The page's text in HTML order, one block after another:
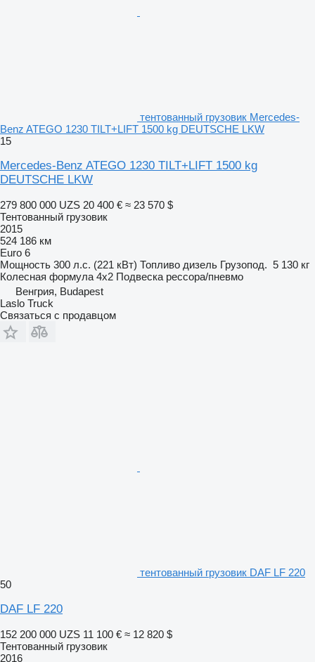
тентованный грузовик Mercedes-
Benz ATEGO 1230 TILT+LIFT 1500 kg DEUTSCHE LKW
15
Mercedes-Benz ATEGO 1230 TILT+LIFT 1500 kg
DEUTSCHE LKW
279 800 000 UZS 20 400 € ≈ 23 570 $
Тентованный грузовик
2015
524 186 км
Euro 6
Мощность 300 л.с. (221 кВт) Топливо дизель Грузопод. 5 130 кг
Колесная формула 4x2 Подвеска рессора/пневмо
Венгрия, Budapest
Laslo Truck
Связаться с продавцом
тентованный грузовик DAF LF 220
50
DAF LF 220
152 200 000 UZS 11 100 € ≈ 12 820 $
Тентованный грузовик
2016